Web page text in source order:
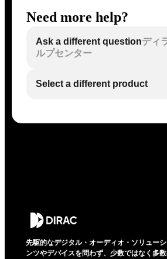
Need more help?
Ask a different questionディ
ルプセンター
Select a different product
先駆的なデジタル・オーディオ・ソリュー
ンツやデバイスを問わず、少数ではなく多